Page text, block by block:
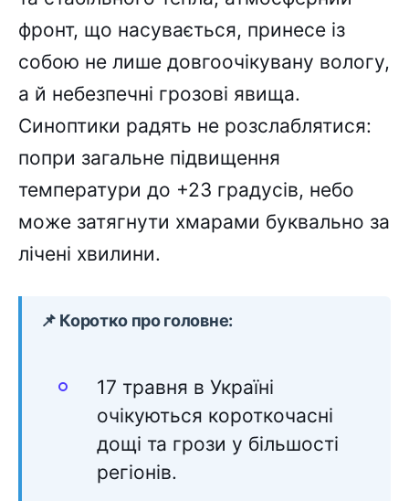
фронт, що насувається, принесе із
собою не лише довгоочікувану вологу,
а й небезпечні грозові явища.
Синоптики радять не розслаблятися:
попри загальне підвищення
температури до +23 градусів, небо
може затягнути хмарами буквально за
лічені хвилини.
📌 Коротко про головне:
17 травня в Україні
очікуються короткочасні
дощі та грози у більшості
регіонів.